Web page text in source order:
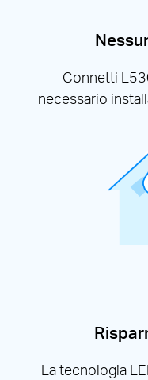
Connetti
necessario
La tecnologia